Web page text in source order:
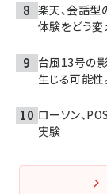
楽天、会話型
体験をどう変
台風13号の
生じる可能性
ローソン、
実験